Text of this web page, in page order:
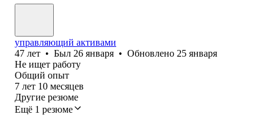
управляющий активами
47 лет • Был 26 января • Обновлено 25 января
Не ищет работу
Общий опыт
7 лет 10 месяцев
Другие резюме
Ещё 1 резюме